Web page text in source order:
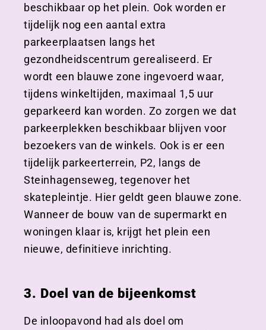
beschikbaar op het plein. Ook worden er
tijdelijk nog een aantal extra
parkeerplaatsen langs het
gezondheidscentrum gerealiseerd. Er
wordt een blauwe zone ingevoerd waar,
tijdens winkeltijden, maximaal 1,5 uur
geparkeerd kan worden. Zo zorgen we dat
parkeerplekken beschikbaar blijven voor
bezoekers van de winkels. Ook is er een
tijdelijk parkeerterrein, P2, langs de
Steinhagenseweg, tegenover het
skatepleintje. Hier geldt geen blauwe zone.
Wanneer de bouw van de supermarkt en
woningen klaar is, krijgt het plein een
nieuwe, definitieve inrichting.
3. Doel van de bijeenkomst
De inloopavond had als doel om